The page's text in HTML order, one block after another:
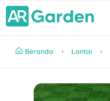
Beranda Lantai